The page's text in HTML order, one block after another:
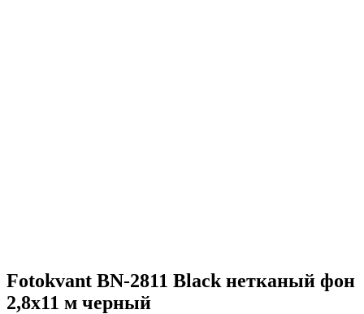
Fotokvant BN-2811 Black нетканый фон
2,8х11 м черный